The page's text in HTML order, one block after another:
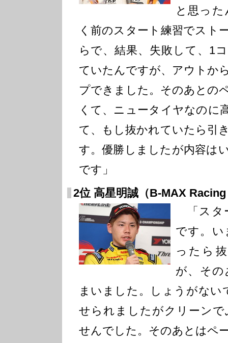
と思っ
く前のスタート練習でスト
らで、結果、失敗して、1
ていたんですが、アウトか
プできました。そのあとの
くて、ニュータイヤなのに
て、もし抜かれていたら引
す。優勝しましたが内容は
です」
2位 高星明誠（B-MAX
「スタ
です。
ったら
が、そ
まいました。しょうがない
せられましたがクリーン
せんでした。そのあとはペ